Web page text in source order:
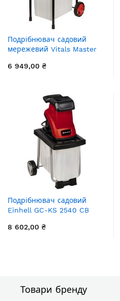
Подрібнювач садовий
мережевий Vitals Master
50л 11.9кг ніж
6 949,00 ₴
Подрібнювач садовий
Einhell GC-KS 2540 CB
8 602,00 ₴
Товари бренду